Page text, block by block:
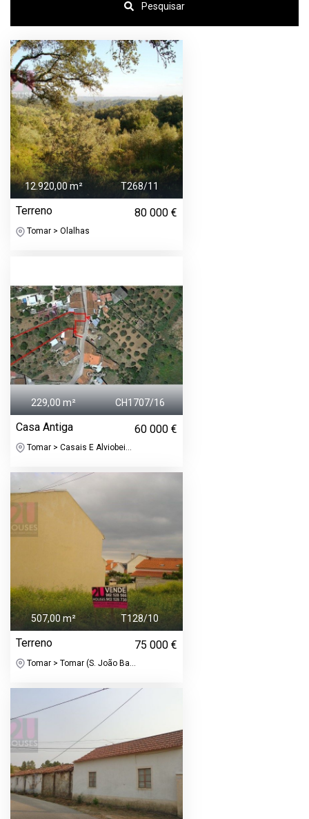
Pesquisar
12.920,00 m² T268/11
Terreno 80 000 €
Tomar > Olalhas
229,00 m² CH1707/16
Casa Antiga 60 000 €
Tomar > Casais E Alviobei...
507,00 m² T128/10
Terreno 75 000 €
Tomar > Tomar (S. João Ba...